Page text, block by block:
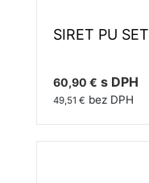
SIRET PU SET
60,90 € s DPH
49,51 € bez DPH